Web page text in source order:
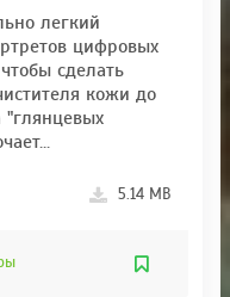
легкий
цифровых
сделать
кожи до
5.14 MB